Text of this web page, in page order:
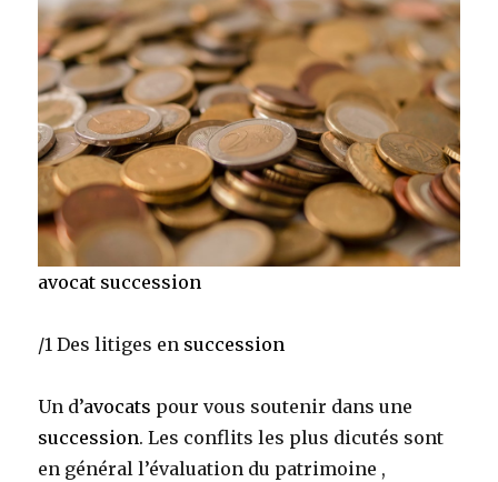
avocat succession
/1 Des litiges en succession
Un d’avocats pour vous soutenir dans une
succession. Les conflits les plus dicutés sont
en général l’évaluation du patrimoine ,